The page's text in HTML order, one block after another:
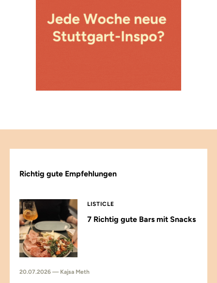
Richtig gute Empfehlungen
LISTICLE
7 Richtig gute Bars mit Snacks
20.07.2026 — Kajsa Meth